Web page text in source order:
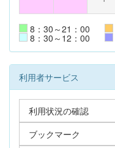
8：30～21：00
8：30～12：00
利用者サービス
利用状況の確認
ブックマーク